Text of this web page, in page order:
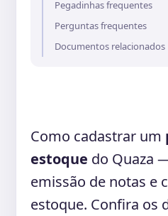
Como cadastrar um
estoque do Quaza
emissão de notas e
estoque. Confira os
Pegadinhas frequentes
Perguntas frequentes
Documentos relacionados